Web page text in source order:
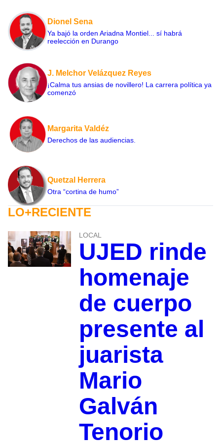
Dionel Sena
Ya bajó la orden Ariadna Montiel... sí habrá
reelección en Durango
J. Melchor Velázquez Reyes
¡Calma tus ansias de novillero! La carrera política ya
comenzó
Margarita Valdéz
Derechos de las audiencias.
Quetzal Herrera
Otra “cortina de humo”
LO+RECIENTE
LOCAL
UJED rinde
homenaje
de cuerpo
presente al
juarista
Mario
Galván
Tenorio